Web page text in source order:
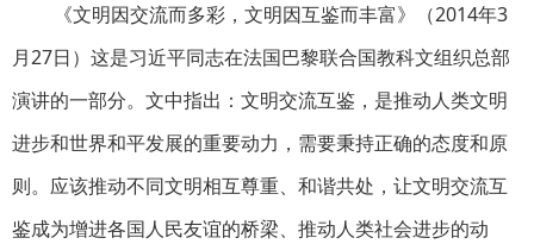
《文明因交流而多彩，文明因互鉴而丰富》（2014年3
月27日）这是习近平同志在法国巴黎联合国教科文组织总部
演讲的一部分。文中指出：文明交流互鉴，是推动人类文明
进步和世界和平发展的重要动力，需要秉持正确的态度和原
则。应该推动不同文明相互尊重、和谐共处，让文明交流互
鉴成为增进各国人民友谊的桥梁、推动人类社会进步的动